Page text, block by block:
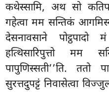
कथेस्सामि, अथ सो
गहेत्वा ममसन्तिकं
देसनावसाने
हत्थिसारिपुत्तो मम
पापुणिस्सती’’ति. ततो
सुरत्तदुपट्टं निवासेत्वा